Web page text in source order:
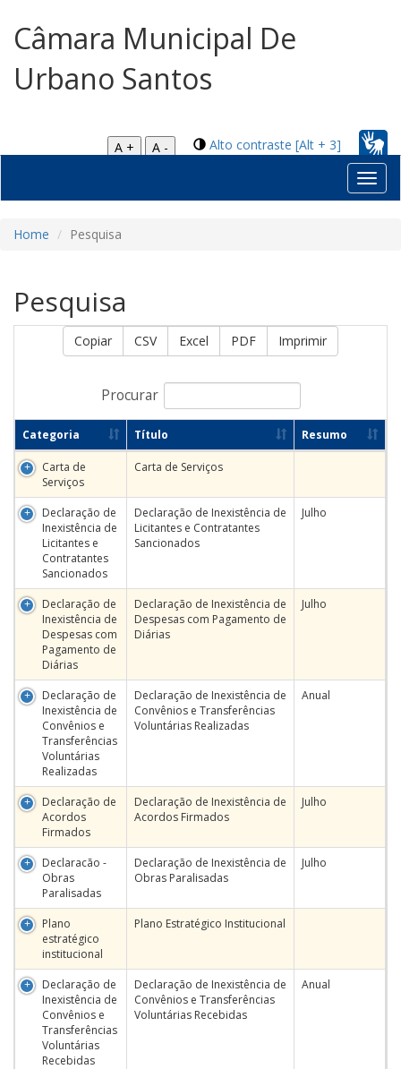
Câmara Municipal De
Urbano Santos
Alto contraste [Alt + 3]
A +
A -
Home Pesquisa
Pesquisa
Copiar CSV Excel PDF Imprimir
Procurar
Categoria Título Resumo
Carta de
Serviços
Carta de Serviços
Declaração de
Inexistência de
Licitantes e
Contratantes
Sancionados
Declaração de Inexistência de
Licitantes e Contratantes
Sancionados
Julho
Declaração de
Inexistência de
Despesas com
Pagamento de
Diárias
Declaração de Inexistência de
Despesas com Pagamento de
Diárias
Julho
Declaração de
Inexistência de
Convênios e
Transferências
Voluntárias
Realizadas
Declaração de Inexistência de
Convênios e Transferências
Voluntárias Realizadas
Anual
Declaração de
Acordos
Firmados
Declaração de Inexistência de
Acordos Firmados
Julho
Declaracão -
Obras
Paralisadas
Declaração de Inexistência de
Obras Paralisadas
Julho
Plano
estratégico
institucional
Plano Estratégico Institucional
Declaração de
Inexistência de
Convênios e
Transferências
Voluntárias
Recebidas
Declaração de Inexistência de
Convênios e Transferências
Voluntárias Recebidas
Anual